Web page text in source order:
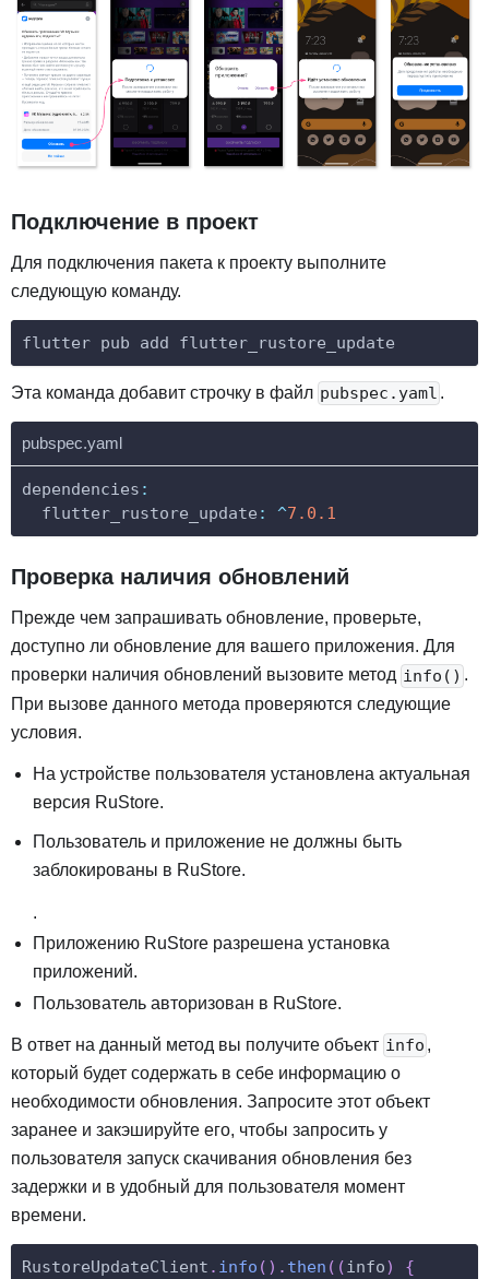
Подключение в проект
Для подключения пакета к проекту выполните
следующую команду.
flutter pub add flutter_rustore_update
Эта команда добавит строчку в файл pubspec.yaml .
pubspec.yaml
dependencies :
flutter_rustore_update : ^7.0 .1
Проверка наличия обновлений
Прежде чем запрашивать обновление, проверьте,
доступно ли обновление для вашего приложения. Для
проверки наличия обновлений вызовите метод info() .
При вызове данного метода проверяются следующие
условия.
На устройстве пользователя установлена актуальная
версия RuStore.
Пользователь и приложение не должны быть
заблокированы в RuStore.
.
Приложению RuStore разрешена установка
приложений.
Пользователь авторизован в RuStore.
В ответ на данный метод вы получите объект info ,
который будет содержать в себе информацию о
необходимости обновления. Запросите этот объект
заранее и закэшируйте его, чтобы запросить у
пользователя запуск скачивания обновления без
задержки и в удобный для пользователя момент
времени.
RustoreUpdateClient . info ( ) . then ( (info)
{